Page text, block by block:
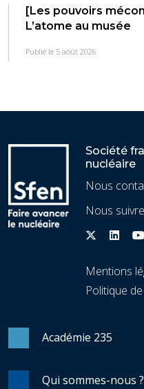
[Les pouvoirs
L’atome au musée
Publié le 5 août 2026
Société
nucléaire
Nous
Nous suivre
Mentions
Politique
Académie 235
Qui sommes-nous ?